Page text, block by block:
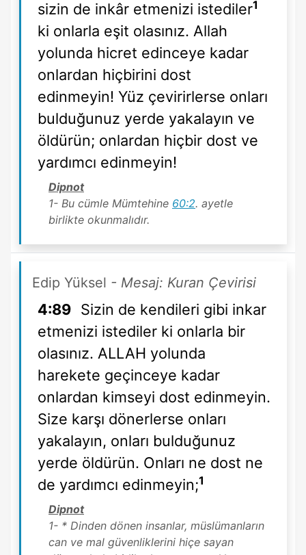
sizin de inkâr etmenizi istediler1
ki onlarla eşit olasınız. Allah
yolunda hicret edinceye kadar
onlardan hiçbirini dost
edinmeyin! Yüz çevirirlerse onları
bulduğunuz yerde yakalayın ve
öldürün; onlardan hiçbir dost ve
yardımcı edinmeyin!
Dipnot
1- Bu cümle Mümtehine 60:2. ayetle
birlikte okunmalıdır.
Edip Yüksel - Mesaj: Kuran Çevirisi
4:89 Sizin de kendileri gibi inkar
etmenizi istediler ki onlarla bir
olasınız. ALLAH yolunda
harekete geçinceye kadar
onlardan kimseyi dost edinmeyin.
Size karşı dönerlerse onları
yakalayın, onları bulduğunuz
yerde öldürün. Onları ne dost ne
de yardımcı edinmeyin;1
Dipnot
1- * Dinden dönen insanlar, müslümanların
can ve mal güvenliklerini hiçe sayan